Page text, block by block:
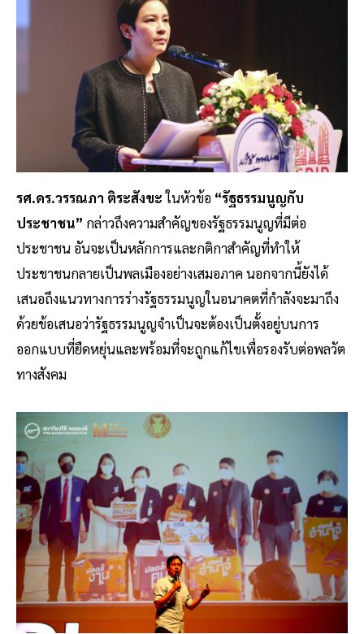
รศ.ดร.วรรณภา ติระสังขะในหัวข้อ “รัฐธรรมนูญกับ
ประชาชน” กล่าวถึงความสำคัญของรัฐธรรมนูญที่มีต่อ
ประชาชน อันจะเป็นหลักการและกติกาสำคัญที่ทำให้
ประชาชนกลายเป็นพลเมืองอย่างเสมอภาค นอกจากนี้ยังได้
เสนอถึงแนวทางการร่างรัฐธรรมนูญในอนาคตที่กำลังจะมาถึง
ด้วยข้อเสนอว่ารัฐธรรมนูญจำเป็นจะต้องเป็นตั้งอยู่บนการ
ออกแบบที่ยืดหยุ่นและพร้อมที่จะถูกแก้ไขเพื่อรองรับต่อพลวัต
ทางสังคม